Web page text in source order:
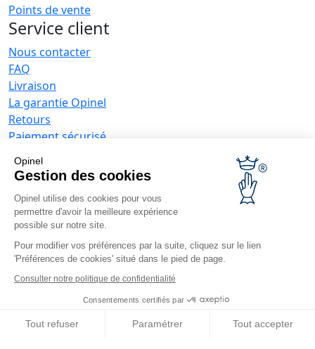
Opinel
Gestion des cookies
Opinel utilise des cookies pour vous
permettre d'avoir la meilleure expérience
possible sur notre site.
Pour modifier vos préférences par la suite, cliquez sur le lien
'Préférences de cookies' situé dans le pied de page.
Consulter notre politique de confidentialité
Consentements certifiés par
Tout refuser Paramétrer Tout accepter
Points de vente
Service client
Nous contacter
FAQ
Livraison
La garantie Opinel
Retours
Paiement sécurisé
Conditions générales de vente
Offres entreprises
Couteaux publicitaires
Restaurateurs
Opinel News
Retrouvez-nous